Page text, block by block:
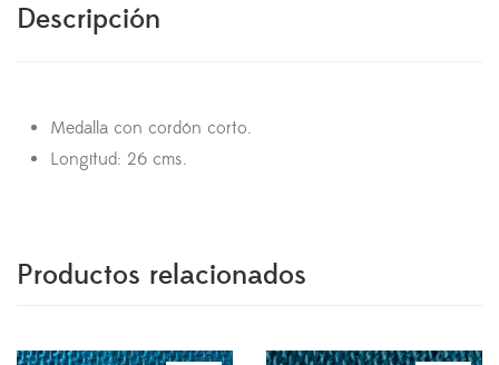
Descripción
Medalla con cordón corto.
Longitud: 26 cms.
Productos relacionados